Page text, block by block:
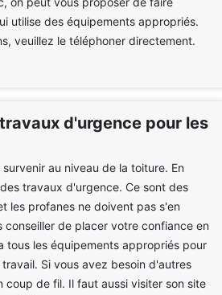
utilise des équipements appropriés.
veuillez le téléphoner directement.
d'urgence pour les
au niveau de la toiture. En
travaux d'urgence. Ce sont des
les profanes ne doivent pas s'en
conseiller de placer votre confiance en
tous les équipements appropriés pour
Si vous avez besoin d'autres
coup de fil. Il faut aussi visiter son site